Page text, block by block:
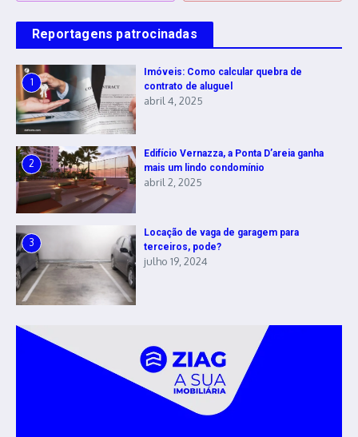
Reportagens patrocinadas
1
Imóveis: Como calcular quebra de
contrato de aluguel
abril 4, 2025
2
Edifício Vernazza, a Ponta D’areia ganha
mais um lindo condomínio
abril 2, 2025
3
Locação de vaga de garagem para
terceiros, pode?
julho 19, 2024